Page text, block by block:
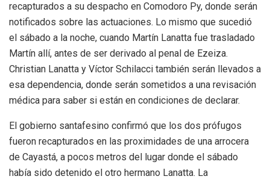
recapturados a su despacho en Comodoro Py, donde serán
notificados sobre las actuaciones. Lo mismo que sucedió
el sábado a la noche, cuando Martín Lanatta fue trasladado
Martín allí, antes de ser derivado al penal de Ezeiza.
Christian Lanatta y Víctor Schilacci también serán llevados a
esa dependencia, donde serán sometidos a una revisación
médica para saber si están en condiciones de declarar.
El gobierno santafesino confirmó que los dos prófugos
fueron recapturados en las proximidades de una arrocera
de Cayastá, a pocos metros del lugar donde el sábado
había sido detenido el otro hermano Lanatta. La